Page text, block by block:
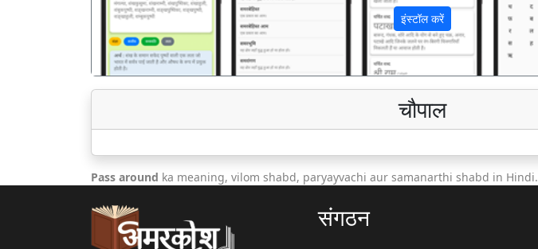
इंस्टॉल करें
चौपाल
Pass around ka meaning, vilom shabd, paryayvachi aur samanarthi shabd in Hindi.
संगठन